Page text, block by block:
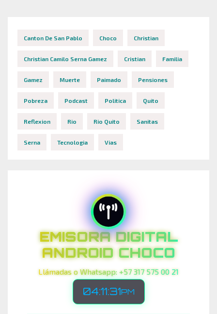
Canton De San Pablo Choco Christian
Christian Camilo Serna Gamez Cristian Familia
Gamez Muerte Paimado Pensiones
Pobreza Podcast Politica Quito
Reflexion Rio Rio Quito Sanitas
Serna Tecnologia Vias
EMISORA DIGITAL
ANDROID CHOCO
Llámadas o Whatsapp: +57 317 575 00 21
04:11:34PM